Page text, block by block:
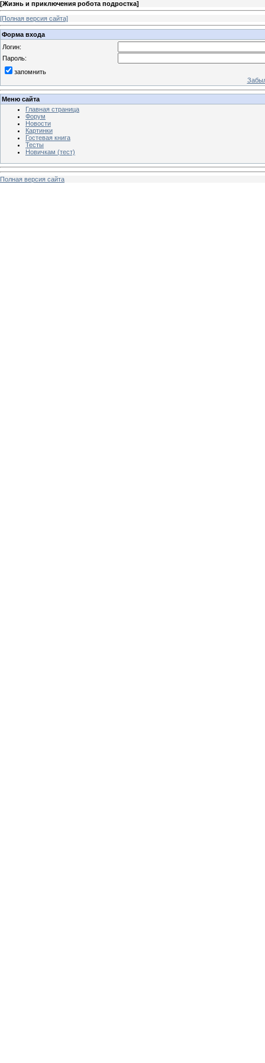
[Жизнь и приключения робота подростка]
[Полная версия сайта]
Форма входа
Логин:
Пароль:
запомнить
Меню сайта
Главная страница
Форум
Новости
Картинки
Гостевая книга
Тесты
Новичкам (тест)
Полная версия сайта